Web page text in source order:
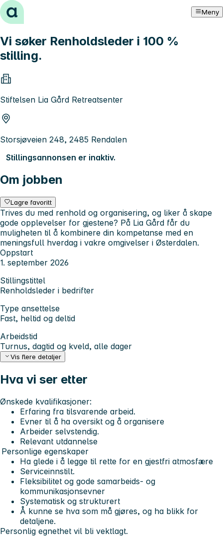
Hopp til innhold Meny
Vi søker Renholdsleder i 100 %
stilling.
Stiftelsen Lia Gård Retreatsenter
Storsjøveien 248, 2485 Rendalen
Stillingsannonsen er inaktiv.
Om jobben
Lagre favoritt
Trives du med renhold og organisering, og liker å skape
gode opplevelser for gjestene? På Lia Gård får du
muligheten til å kombinere din kompetanse med en
meningsfull hverdag i vakre omgivelser i Østerdalen.
Oppstart
1. september 2026
Stillingstittel
Renholdsleder i bedrifter
Type ansettelse
Fast, heltid og deltid
Arbeidstid
Turnus, dagtid og kveld, alle dager
Vis flere detaljer
Hva vi ser etter
Ønskede kvalifikasjoner:
Erfaring fra tilsvarende arbeid.
Evner til å ha oversikt og å organisere
Arbeider selvstendig.
Relevant utdannelse
Personlige egenskaper
Ha glede i å legge til rette for en gjestfri atmosfære
Serviceinnstilt.
Fleksibilitet og gode samarbeids- og
kommunikasjonsevner
Systematisk og strukturert
Å kunne se hva som må gjøres, og ha blikk for
detaljene.
Personlig egnethet vil bli vektlagt.